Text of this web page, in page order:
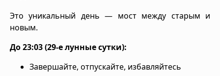
Это уникальный день — мост между старым и
новым.
До 23:03 (29-е лунные сутки):
Завершайте, отпускайте, избавляйтесь